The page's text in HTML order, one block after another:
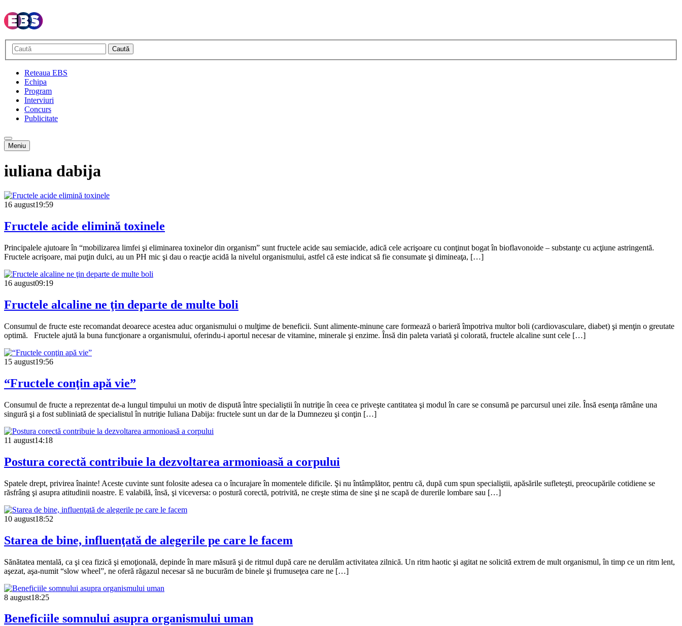
Caută
Reteaua EBS
Echipa
Program
Interviuri
Concurs
Publicitate
Meniu
iuliana dabija
16 august19:59
Fructele acide elimină toxinele
Principalele ajutoare în “mobilizarea limfei şi eliminarea toxinelor din organism” sunt fructele acide sau semiacide, adică cele acrişoare cu conţinut bogat în bioflavonoide – substanţe cu acţiune astringentă.
Fructele acrişoare, mai puţin dulci, au un PH mic şi dau o reacţie acidă la nivelul organismului, astfel că este indicat să fie consumate şi dimineaţa, […]
16 august09:19
Fructele alcaline ne ţin departe de multe boli
Consumul de fructe este recomandat deoarece acestea aduc organismului o mulţime de beneficii. Sunt alimente-minune care formează o barieră împotriva multor boli (cardiovasculare, diabet) şi menţin o greutate
optimă. Fructele ajută la buna funcţionare a organismului, oferindu-i aportul necesar de vitamine, minerale şi enzime. Însă din paleta variată şi colorată, fructele alcaline sunt cele […]
15 august19:56
“Fructele conţin apă vie”
Consumul de fructe a reprezentat de-a lungul timpului un motiv de dispută între specialiştii în nutriţie în ceea ce priveşte cantitatea şi modul în care se consumă pe parcursul unei zile. Însă esenţa rămâne una
singură şi a fost subliniată de specialistul în nutriţie Iuliana Dabija: fructele sunt un dar de la Dumnezeu şi conţin […]
11 august14:18
Postura corectă contribuie la dezvoltarea armonioasă a corpului
Spatele drept, privirea înainte! Aceste cuvinte sunt folosite adesea ca o încurajare în momentele dificile. Şi nu întâmplător, pentru că, după cum spun specialiştii, apăsările sufleteşti, preocupările cotidiene se
răsfrâng şi asupra atitudinii noastre. E valabilă, însă, şi viceversa: o postură corectă, potrivită, ne creşte stima de sine şi ne scapă de durerile lombare sau […]
10 august18:52
Starea de bine, influenţată de alegerile pe care le facem
Sănătatea mentală, ca şi cea fizică şi emoţională, depinde în mare măsură şi de ritmul după care ne derulăm activitatea zilnică. Un ritm haotic şi agitat ne solicită extrem de mult organismul, în timp ce un ritm lent,
aşezat, aşa-numit “slow wheel”, ne oferă răgazul necesar să ne bucurăm de binele şi frumuseţea care ne […]
8 august18:25
Beneficiile somnului asupra organismului uman